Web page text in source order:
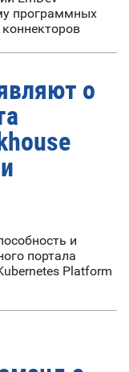
программных
о
и
портала
Platform